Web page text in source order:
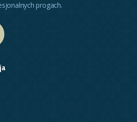
progach.